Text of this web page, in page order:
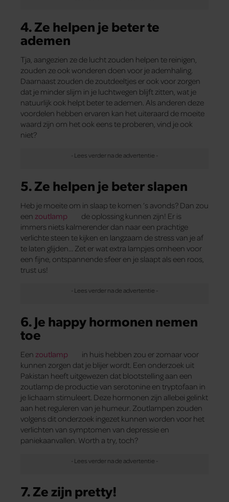
4. Ze helpen je beter te
ademen
Tja, aangezien ze de lucht zouden helpen te reinigen,
zouden ze ook wonderen doen voor je ademhaling.
Daarnaast zouden de zoutdeeltjes er ook voor zorgen
dat je minder slijm in je luchtwegen blijft zitten, wat je
natuurlijk ook helpt beter te ademen. Als anderen deze
voordelen hebben ervaren kan het uiteraard de moeite
waard zijn om het ook eens te proberen, vind je ook
niet?
5. Ze helpen je beter slapen
Heb je moeite om in slaap te komen ’s avonds? Dan zou
een zoutlamp
de oplossing kunnen zijn! Er is
immers niets kalmerender dan naar een prachtige
verlichte steen te kijken en langzaam de stress van je af
te laten glijden… Zet er wat extra lampjes omheen voor
een fijne, ontspannende sfeer en je slaapt als een roos,
trust us!
6. Je happy hormonen nemen
toe
Een zoutlamp
in huis hebben zou er zomaar voor
kunnen zorgen dat je blijer wordt. Een onderzoek uit
Pakistan heeft uitgewezen dat blootstelling aan een
zoutlamp de productie van serotonine en tryptofaan in
je lichaam stimuleert. Deze hormonen zijn allebei gelinkt
aan het reguleren van je humeur. Zoutlampen zouden
volgens dit onderzoek ingezet kunnen worden voor het
verlichten van symptomen van depressie en
paniekaanvallen. Worth a try, toch?
7. Ze zijn pretty!